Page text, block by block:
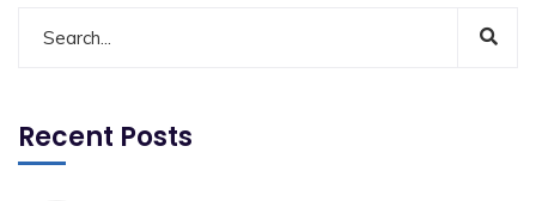
Recent Posts